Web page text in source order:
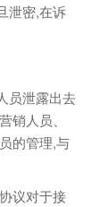
泄密,在诉
员泄露出去
人员、
的管理,与
议对于接